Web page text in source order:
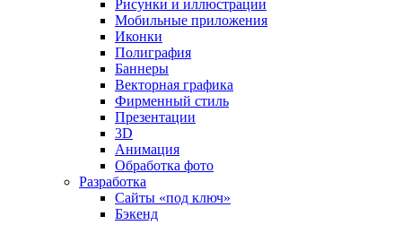
Рисунки и иллюстрации
Мобильные приложения
Иконки
Полиграфия
Баннеры
Векторная графика
Фирменный стиль
Презентации
3D
Анимация
Обработка фото
Разработка
Сайты «под ключ»
Бэкенд